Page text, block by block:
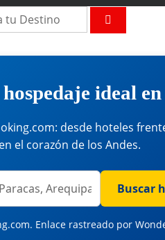
Buscar
ideal
desde hoteles
el corazón de los Andes.
Enlace rastreado por